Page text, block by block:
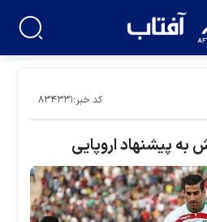
کد خبر:۸۳۴۳۳۱
پیشنهاد اروپایی